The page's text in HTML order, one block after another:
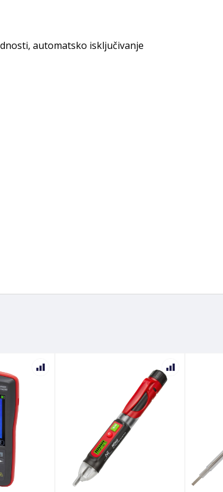
automatsko isključivanje